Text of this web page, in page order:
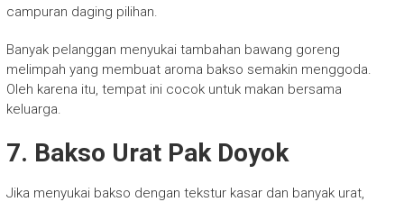
campuran daging pilihan.
Banyak pelanggan menyukai tambahan bawang goreng
melimpah yang membuat aroma bakso semakin menggoda.
Oleh karena itu, tempat ini cocok untuk makan bersama
keluarga.
7. Bakso Urat Pak Doyok
Jika menyukai bakso dengan tekstur kasar dan banyak urat,